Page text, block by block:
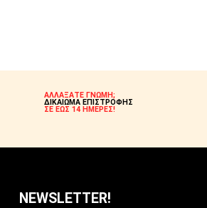
ΑΛΛΑΞΑΤΕ ΓΝΩΜΗ;
ΔΙΚΑΙΩΜΑ ΕΠΙΣΤΡΟΦΗΣ
ΣΕ ΕΩΣ 14 ΗΜΕΡΕΣ!
NEWSLETTER!